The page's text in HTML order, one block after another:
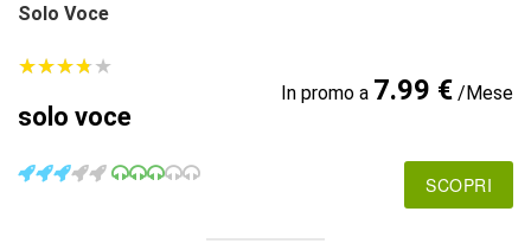
Solo Voce
★★★★★
★★★★★
solo voce
In promo a 7.99 €/Mese
SCOPRI